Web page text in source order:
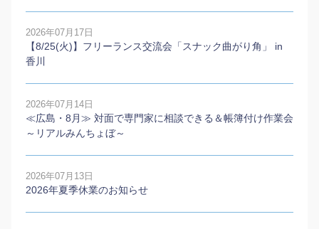
2026年07月17日
【8/25(火)】フリーランス交流会「スナック曲がり角」 in
香川
2026年07月14日
≪広島・8月≫ 対面で専門家に相談できる＆帳簿付け作業会
～リアルみんちょぼ～
2026年07月13日
2026年夏季休業のお知らせ